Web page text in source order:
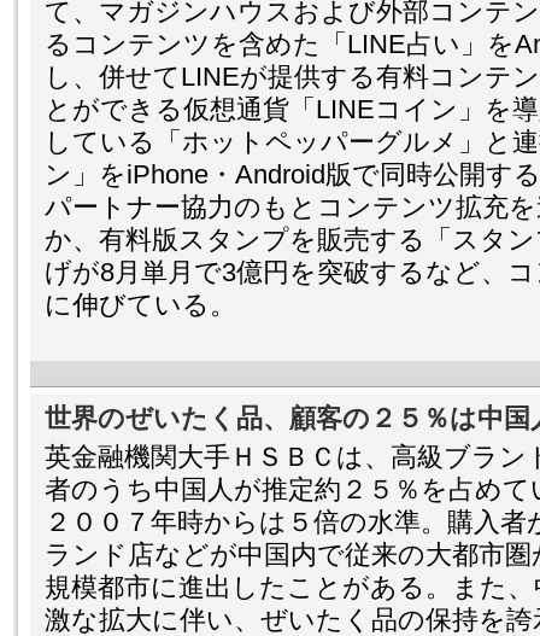
て、マガジンハウスおよび外部コンテ
るコンテンツを含めた「LINE占い」を
し、併せてLINEが提供する有料コンテ
とができる仮想通貨「LINEコイン」を
している「ホットペッパーグルメ」と
ン」をiPhone・Android版で同時公開す
パートナー協力のもとコンテンツ拡充
か、有料版スタンプを販売する「スタ
げが8月単月で3億円を突破するなど、
に伸びている。
世界のぜいたく品、顧客の２５％は中国
英金融機関大手ＨＳＢＣは、高級ブラ
者のうち中国人が推定約２５％を占め
２００７年時からは５倍の水準。購入
ランド店などが中国内で従来の大都市
規模都市に進出したことがある。また
激な拡大に伴い、ぜいたく品の保持を